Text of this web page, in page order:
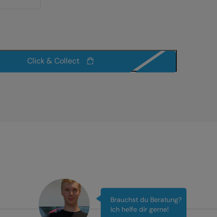
Click & Collect
Brauchst du Beratung?
Ich helfe dir gerne!